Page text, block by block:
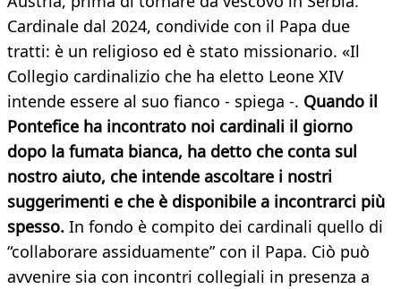
Cardinale dal 2024, condivide con il Papa due
tratti: è un religioso ed è stato missionario. «Il
Collegio cardinalizio che ha eletto Leone XIV
intende essere al suo fianco - spiega -. Quando il
Pontefice ha incontrato noi cardinali il giorno
dopo la fumata bianca, ha detto che conta sul
nostro aiuto, che intende ascoltare i nostri
suggerimenti e che è disponibile a incontrarci più
spesso. In fondo è compito dei cardinali quello di
“collaborare assiduamente” con il Papa. Ciò può
avvenire sia con incontri collegiali in presenza a